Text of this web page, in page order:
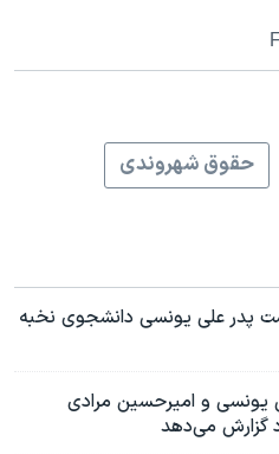
حقوق شهروندی
پدر علی یونسی دانشجوی نخبه
یونسی و امیرحسین مرادی
گزارش می‌دهد